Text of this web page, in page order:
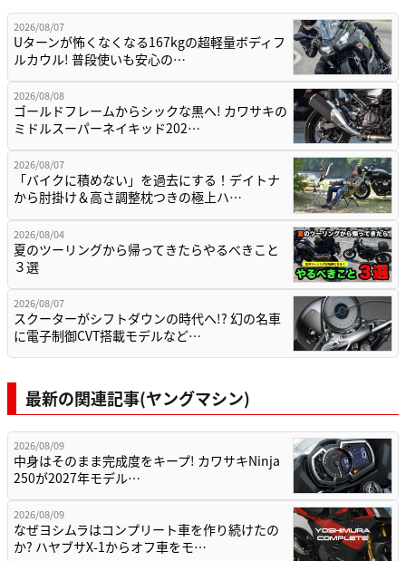
2026/08/07
Uターンが怖くなくなる167kgの超軽量ボディフ
ルカウル! 普段使いも安心の…
2026/08/08
ゴールドフレームからシックな黒へ! カワサキの
ミドルスーパーネイキッド202…
2026/08/07
「バイクに積めない」を過去にする！デイトナ
から肘掛け＆高さ調整枕つきの極上ハ…
2026/08/04
夏のツーリングから帰ってきたらやるべきこと
３選
2026/08/07
スクーターがシフトダウンの時代へ!? 幻の名車
に電子制御CVT搭載モデルなど…
最新の関連記事(ヤングマシン)
2026/08/09
中身はそのまま完成度をキープ! カワサキNinja
250が2027年モデル…
2026/08/09
なぜヨシムラはコンプリート車を作り続けたの
か? ハヤブサX-1からオフ車をモ…